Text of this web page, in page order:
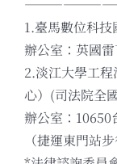
1.臺馬數位科技
辦公室：英國
2.淡江大學工
心）(司法院全
辦公室：10650
（捷運東門站